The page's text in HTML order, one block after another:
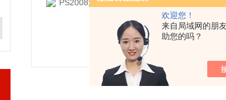
欢迎您！
来自局域网的朋
助您的吗？
抑制剂矿物油
于液压油、循
检及科研等部